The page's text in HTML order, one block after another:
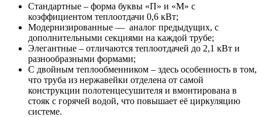
Стандартные – форма буквы «П» и «М» с
коэффициентом теплоотдачи 0,6 кВт;
Модернизированные — аналог предыдущих, с
дополнительными секциями на каждой трубе;
Элегантные – отличаются теплоотдачей до 2,1 кВт и
разнообразными формами;
С двойным теплообменником – здесь особенность в том,
что труба из нержавейки отделена от самой
конструкции полотенцесушителя и вмонтирована в
стояк с горячей водой, что повышает её циркуляцию
системе.